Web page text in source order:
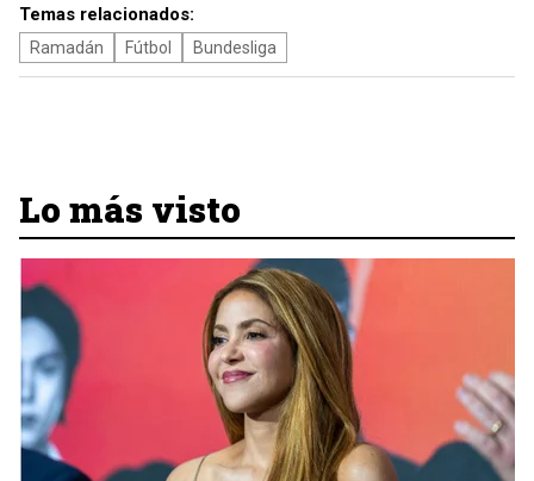
Temas relacionados:
Ramadán Fútbol Bundesliga
Lo más visto